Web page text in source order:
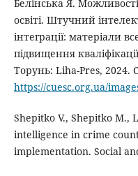
Белінська Я.
освіті. Штучний
інтеграції: матеріали
підвищення
Торунь: Liha-Pres, 2024.
https://cuesc.org.ua/
Shepitko V., Shepitko M.,
intelligence in crime
implementation. Social